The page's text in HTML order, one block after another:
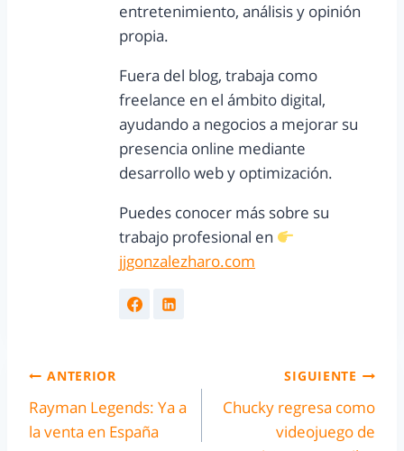
entretenimiento, análisis y opinión
propia.
Fuera del blog, trabaja como
freelance en el ámbito digital,
ayudando a negocios a mejorar su
presencia online mediante
desarrollo web y optimización.
Puedes conocer más sobre su
trabajo profesional en
jjgonzalezharo.com
ANTERIOR
Rayman Legends: Ya a
la venta en España
SIGUIENTE
Chucky regresa como
videojuego de